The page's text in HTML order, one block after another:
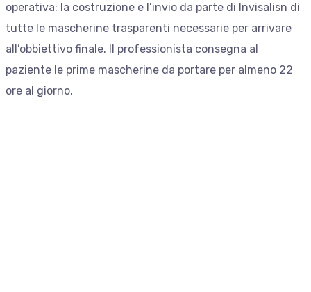
operativa: la costruzione e l’invio da parte di Invisalisn di
tutte le mascherine trasparenti necessarie per arrivare
all’obbiettivo finale. Il professionista consegna al
paziente le prime mascherine da portare per almeno 22
ore al giorno.